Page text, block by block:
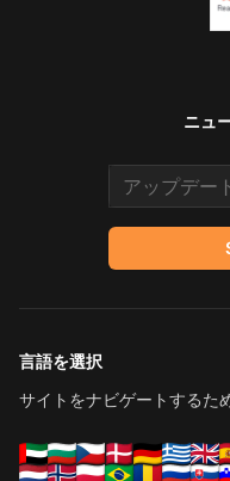
ニュ
Email address
言語を選択
サイトをナビゲートするた